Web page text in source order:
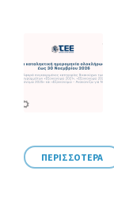
ΠΕΡΙΣΣΟΤΕΡΑ